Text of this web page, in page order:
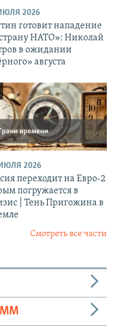
2026
готовит нападение
НАТО»: Николай
в ожидании
августа
2026
переходит на Евро-2
погружается в
| Тень Пригожина в
Смотреть все части